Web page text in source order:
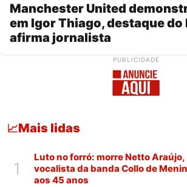
Manchester United
em Igor Thiago, destaque
afirma jornalista
PUBLICIDADE
📈Mais lidas
1
Luto no forró: morre Netto Araújo,
vocalista da banda Collo de
aos 45 anos